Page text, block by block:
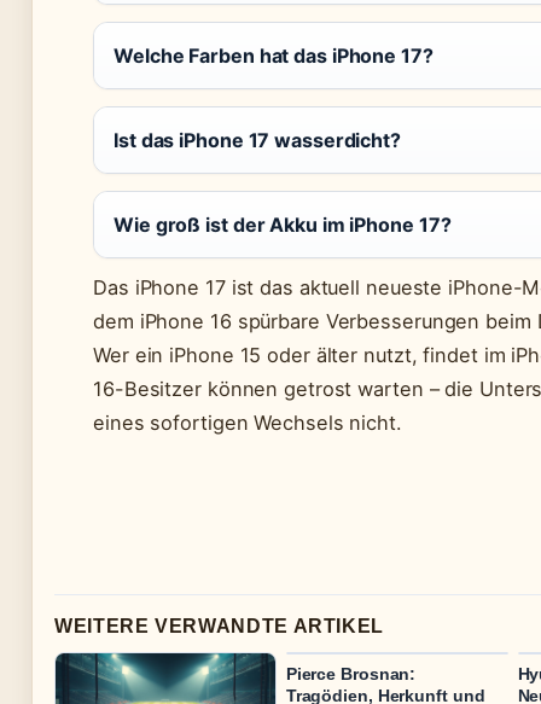
Welche Farben hat das iPhone 17?
Ist das iPhone 17 wasserdicht?
Wie groß ist der Akku im iPhone 17?
Das iPhone 17 ist das aktuell neueste iPhone-
dem iPhone 16 spürbare Verbesserungen
Wer ein iPhone 15 oder älter nutzt, findet im
16-Besitzer können getrost warten – die
eines sofortigen Wechsels nicht.
WEITERE VERWANDTE ARTIKEL
Pierce Brosnan:
Tragödien, Herkunft und